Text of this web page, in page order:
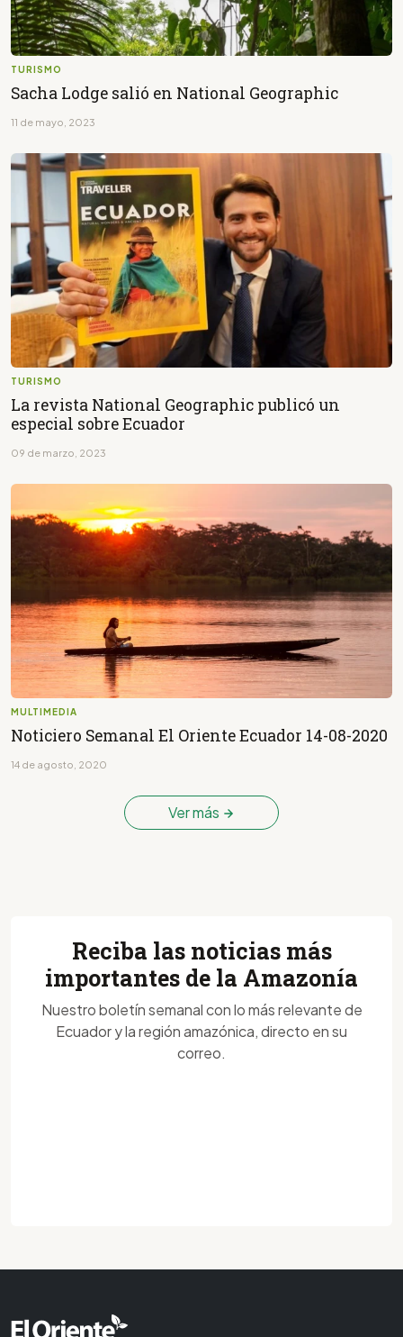
TURISMO
Sacha Lodge salió en National Geographic
11 de mayo, 2023
TURISMO
La revista National Geographic publicó un
especial sobre Ecuador
09 de marzo, 2023
MULTIMEDIA
Noticiero Semanal El Oriente Ecuador 14-08-2020
14 de agosto, 2020
Ver más
Reciba las noticias más
importantes de la Amazonía
Nuestro boletín semanal con lo más relevante de
Ecuador y la región amazónica, directo en su
correo.